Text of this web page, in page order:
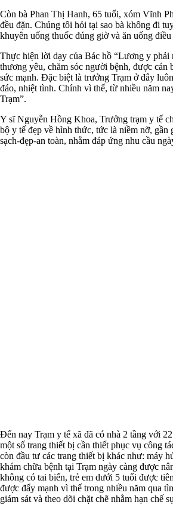
Còn bà Phan Thị Hanh, 65 tuổi, xóm Vĩnh
đều đặn. Chúng tôi hỏi tại sao bà không đi
khuyên uống thuốc đúng giờ và ăn uống
Thực hiện lời dạy của Bác hồ “Lương y phải
thương yêu, chăm sóc người bệnh, được
sức mạnh. Đặc biệt là trưởng Trạm ở đây
đáo, nhiệt tình. Chính vì thế, từ nhiều năm
Trạm”.
Y sĩ Nguyễn Hồng Khoa, Trưởng trạm y tế
bộ y tế đẹp về hình thức, tức là niềm nỡ,
sạch-đẹp-an toàn, nhằm đáp ứng nhu cầu
Đến nay Trạm y tế xã đã có nhà 2 tầng với
một số trang thiết bị cần thiết phục vụ công
còn đầu tư các trang thiết bị khác như: máy
khám chữa bệnh tại Trạm ngày càng được
không có tai biến, trẻ em dưới 5 tuổi được
được đẩy mạnh vì thế trong nhiều năm qua
giám sát và theo dõi chặt chẽ nhằm hạn chế